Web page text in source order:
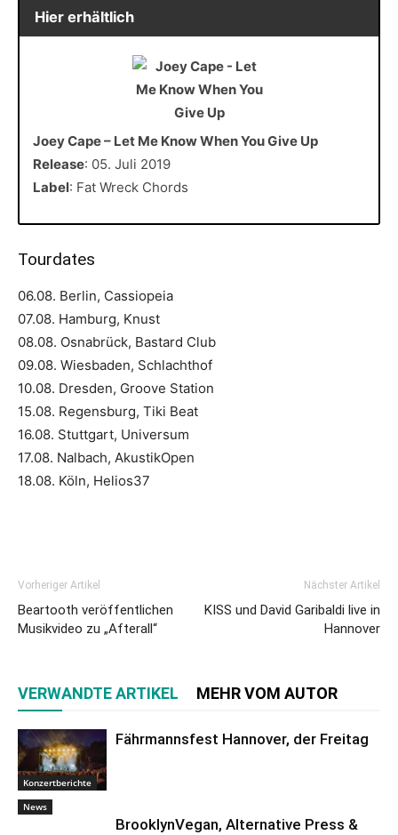
Hier erhältlich
Joey Cape – Let Me Know When You Give Up
Release: 05. Juli 2019
Label: Fat Wreck Chords
Tourdates
06.08. Berlin, Cassiopeia
07.08. Hamburg, Knust
08.08. Osnabrück, Bastard Club
09.08. Wiesbaden, Schlachthof
10.08. Dresden, Groove Station
15.08. Regensburg, Tiki Beat
16.08. Stuttgart, Universum
17.08. Nalbach, AkustikOpen
18.08. Köln, Helios37
Vorheriger Artikel
Beartooth veröffentlichen
Musikvideo zu „Afterall“
Nächster Artikel
KISS und David Garibaldi live in
Hannover
VERWANDTE ARTIKEL MEHR VOM AUTOR
Konzertberichte
Fährmannsfest Hannover, der Freitag
News
BrooklynVegan, Alternative Press &